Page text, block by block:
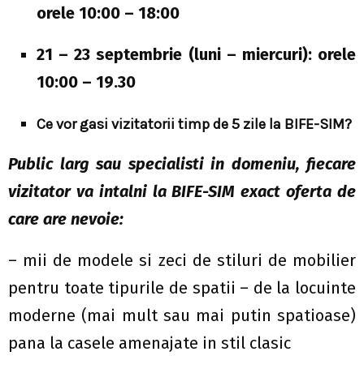
orele 10:00 – 18:00
21 – 23 septembrie (luni – miercuri): orele
10:00 – 19.30
Ce vor gasi vizitatorii timp de 5 zile la BIFE-SIM?
Public larg sau specialisti in domeniu, fiecare
vizitator va intalni la BIFE-SIM exact oferta de
care are nevoie:
– mii de modele si zeci de stiluri de mobilier
pentru toate tipurile de spatii – de la locuinte
moderne (mai mult sau mai putin spatioase)
pana la casele amenajate in stil clasic